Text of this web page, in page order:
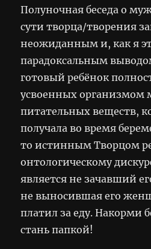
Полуночная беседа о
сути творца/творения
неожиданным и, как я
парадоксальным
готовый ребёнок
усвоенных организмом
питательных веществ,
получала во время
то истинным Творцом
онтологическому
является не зачавший
не выносившая его
платил за еду. Накорми
стань папкой!